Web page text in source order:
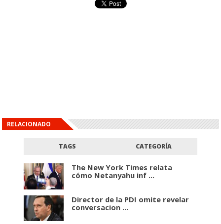
RELACIONADO
TAGS CATEGORÍA
The New York Times relata
cómo Netanyahu inf ...
Director de la PDI omite revelar
conversacion ...